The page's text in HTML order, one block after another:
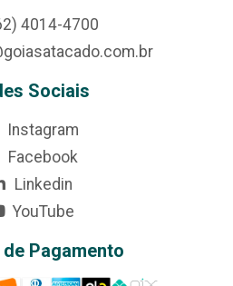
4014-4700
Sociais
Instagram
Facebook
Linkedin
YouTube
Pagamento